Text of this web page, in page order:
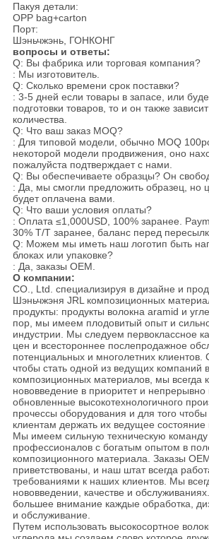
Пакуя детали:
OPP bag+carton
Порт:
Шэньчжэнь, ГОНКОНГ
вопросы и ответы:
Q: Вы фабрика или торговая компания?
: Мы изготовитель.
Q: Сколько времени срок поставки?
: 3-5 дней если товары в запасе, или
подготовки товаров, то и он также
количества.
Q: Что ваш заказ MOQ?
: Для типовой модели, обычно MOQ
некоторой модели продвижения, оно
пожалуйста подтверждает с нами.
Q: Вы обеспечиваете образцы? Он
: Да, мы смогли предложить образец, но
будет оплачена вами.
Q: Что ваши условия оплаты?
: Оплата ≤1,000USD, 100% заранее.
30% T/T заранее, баланс перед
Q: Можем мы иметь наш логотип быть
блоках или упаковке?
: Да, заказы OEM.
О компании:
CO., Ltd. специализируя в дизайне и
Шэньчжэня JRL композиционных
продукты: продукты волокна aramid и
пор, мы имеем плодовитый опыт и
индустрии. Мы следуем первоклассное
цен и всестороннее послепродажное
потенциальных и многолетних
чтобы стать одной из ведущих компаний
композиционных материалов, мы всегда
нововведение в приоритет и непрерывно
обновленные высокотехнологичного
прочессы оборудования и для того
клиентам держать их ведущее состояние
Мы имеем сильную техническую команду
профессионалов с богатым опытом в
композиционного материала. Заказы
приветствованы, и наш штат всегда
требованиями к наших клиентов. Мы
нововведении, качестве и
большее внимание каждые обработка,
и обслуживание.
Путем использовать высокосортное